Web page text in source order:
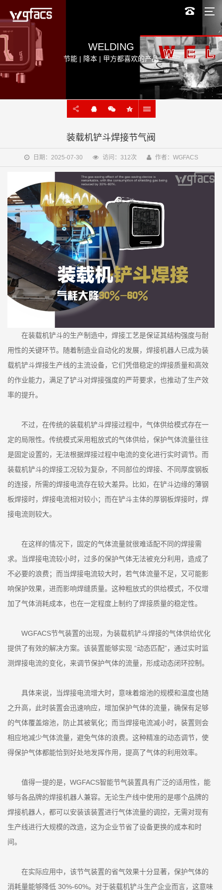
WELDING
节能 | 降本 | 甲方都喜欢的产品
装载机铲斗焊接节气阀
日期：2025-07-30 访问：312次 作者：WGFACS
在装载机铲斗的生产制造中，焊接工艺是保证其结构强度与耐
用性的关键环节。随着制造业自动化的发展，焊接机器人已成为装
载机铲斗焊接生产线的主流设备，它们凭借稳定的焊接质量和高效
的作业能力，满足了铲斗对焊接强度的严苛要求，也推动了生产效
率的提升。
不过，在传统的装载机铲斗焊接过程中，气体供给模式存在一
定的局限性。传统模式采用粗放式的气体供给，保护气体流量往往
是固定设置的，无法根据焊接过程中电流的变化进行实时调节。而
装载机铲斗的焊接工况较为复杂，不同部位的焊接、不同厚度钢板
的连接，所需的焊接电流存在较大差异。比如，在铲斗边缘的薄钢
板焊接时，焊接电流相对较小；而在铲斗主体的厚钢板焊接时，焊
接电流则较大。
在这样的情况下，固定的气体流量就很难适配不同的焊接需
求。当焊接电流较小时，过多的保护气体无法被充分利用，造成了
不必要的浪费；而当焊接电流较大时，若气体流量不足，又可能影
响保护效果，进而影响焊缝质量。这种粗放式的供给模式，不仅增
加了气体消耗成本，也在一定程度上制约了焊接质量的稳定性。
WGFACS节气装置的出现，为装载机铲斗焊接的气体供给优化
提供了有效的解决方案。该装置能够实现 “动态匹配”，通过实时监
测焊接电流的变化，来调节保护气体的流量，形成动态闭环控制。
具体来说，当焊接电流增大时，意味着熔池的规模和温度也随
之升高，此时装置会迅速响应，增加保护气体的流量，确保有足够
的气体覆盖熔池，防止其被氧化；而当焊接电流减小时，装置则会
相应地减少气体流量，避免气体的浪费。这种精准的动态调节，使
得保护气体都能恰到好处地发挥作用，提高了气体的利用效率。
值得一提的是，WGFACS智能节气装置具有广泛的适用性，能
够与各品牌的焊接机器人兼容。无论生产线中使用的是哪个品牌的
焊接机器人，都可以安装该装置进行气体流量的调控，无需对现有
生产线进行大规模的改造，这为企业节省了设备更换的成本和时
间。
在实际应用中，该节气装置的省气效果十分显著，保护气体的
消耗量能够降低 30%-60%。对于装载机铲斗生产企业而言，这意味